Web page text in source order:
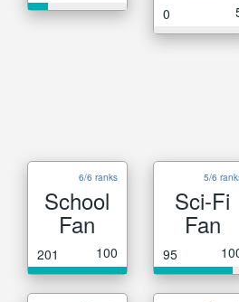
0
6/6 ranks
School
Fan
201 100
5/6
Sci-Fi
Fan
95